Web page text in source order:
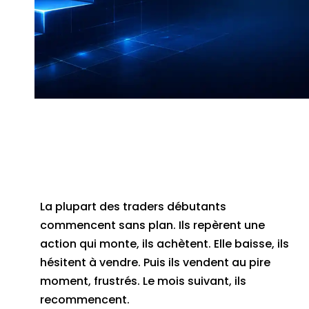
La plupart des traders débutants
commencent sans plan. Ils repèrent une
action qui monte, ils achètent. Elle baisse, ils
hésitent à vendre. Puis ils vendent au pire
moment, frustrés. Le mois suivant, ils
recommencent.